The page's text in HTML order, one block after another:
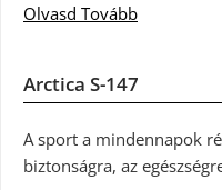
Olvasd Tovább
Arctica S-147
A sport a mindennapok
biztonságra, az